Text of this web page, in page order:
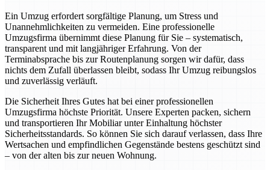
Ein Umzug erfordert sorgfältige Planung, um Stress und
Unannehmlichkeiten zu vermeiden. Eine professionelle
Umzugsfirma übernimmt diese Planung für Sie – systematisch,
transparent und mit langjähriger Erfahrung. Von der
Terminabsprache bis zur Routenplanung sorgen wir dafür, dass
nichts dem Zufall überlassen bleibt, sodass Ihr Umzug reibungslos
und zuverlässig verläuft.
Die Sicherheit Ihres Gutes hat bei einer professionellen
Umzugsfirma höchste Priorität. Unsere Experten packen, sichern
und transportieren Ihr Mobiliar unter Einhaltung höchster
Sicherheitsstandards. So können Sie sich darauf verlassen, dass Ihre
Wertsachen und empfindlichen Gegenstände bestens geschützt sind
– von der alten bis zur neuen Wohnung.